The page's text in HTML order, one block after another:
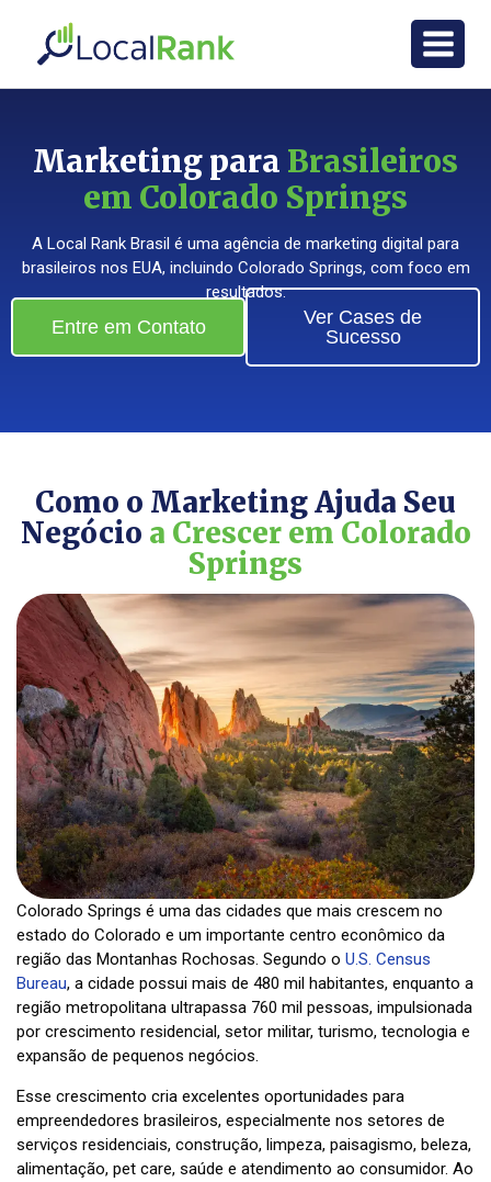
Marketing para Brasileiros
em Colorado Springs
A Local Rank Brasil é uma agência de marketing digital para
brasileiros nos EUA, incluindo Colorado Springs, com foco em
resultados.
Entre em Contato
Ver Cases de
Sucesso
Como o Marketing Ajuda Seu
Negócio a Crescer em Colorado
Springs
Colorado Springs é uma das cidades que mais crescem no
estado do Colorado e um importante centro econômico da
região das Montanhas Rochosas. Segundo o U.S. Census
Bureau, a cidade possui mais de 480 mil habitantes, enquanto a
região metropolitana ultrapassa 760 mil pessoas, impulsionada
por crescimento residencial, setor militar, turismo, tecnologia e
expansão de pequenos negócios.
Esse crescimento cria excelentes oportunidades para
empreendedores brasileiros, especialmente nos setores de
serviços residenciais, construção, limpeza, paisagismo, beleza,
alimentação, pet care, saúde e atendimento ao consumidor. Ao